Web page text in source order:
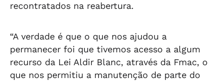
recontratados na reabertura.
“A verdade é que o que nos ajudou a
permanecer foi que tivemos acesso a algum
recurso da Lei Aldir Blanc, através da Fmac, o
que nos permitiu a manutenção de parte do